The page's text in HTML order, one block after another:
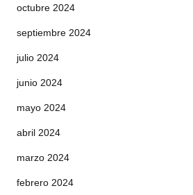
octubre 2024
septiembre 2024
julio 2024
junio 2024
mayo 2024
abril 2024
marzo 2024
febrero 2024